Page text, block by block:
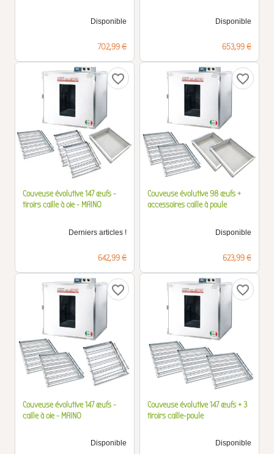
Disponible
Prix
702,99 €
Disponible
Prix
653,99 €
favorite_border
Couveuse évolutive 147 œufs -
tiroirs caille à oie - MAINO
Derniers articles !
Prix
642,99 €
favorite_border
Couveuse évolutive 98 œufs +
accessoires caille à poule
Disponible
Prix
623,99 €
favorite_border
Couveuse évolutive 147 œufs -
caille à oie - MAINO
Disponible
favorite_border
Couveuse évolutive 147 œufs + 3
tiroirs caille-poule
Disponible